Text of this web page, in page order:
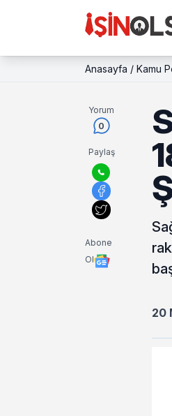
Anasayfa / Kamu
Yorum
0
Paylaş
Abone
Ol
20